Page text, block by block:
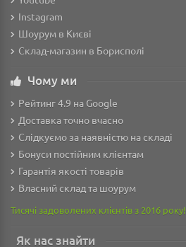
Instagram
Шоурум в Києві
Склад-магазин в Борисполі
Чому ми
Рейтинг 4.9 на Google
Доставка точно вчасно
Слідкуємо за наявністю на складі
Бонуси постійним клієнтам
Гарантія якості товарів
Власний склад та шоурум
Тисячі задоволених клієнтів з 2016 року!
Як нас знайти